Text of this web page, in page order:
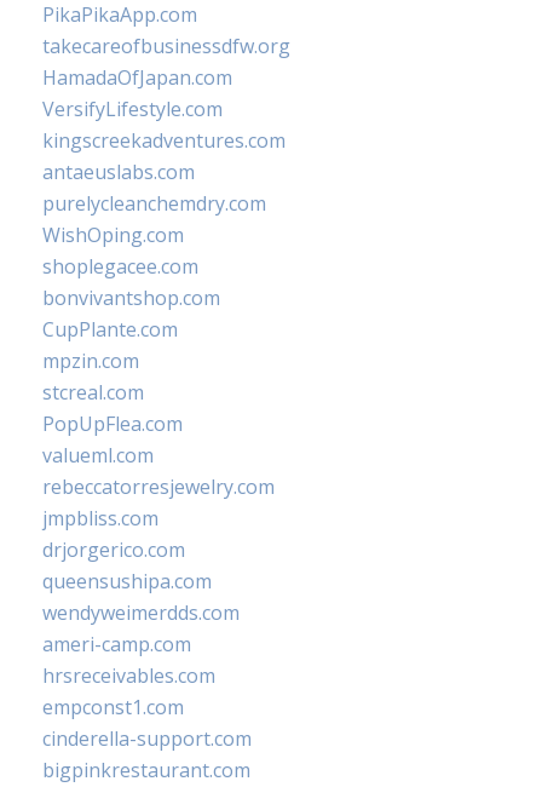
PikaPikaApp.com
takecareofbusinessdfw.org
HamadaOfJapan.com
VersifyLifestyle.com
kingscreekadventures.com
antaeuslabs.com
purelycleanchemdry.com
WishOping.com
shoplegacee.com
bonvivantshop.com
CupPlante.com
mpzin.com
stcreal.com
PopUpFlea.com
valueml.com
rebeccatorresjewelry.com
jmpbliss.com
drjorgerico.com
queensushipa.com
wendyweimerdds.com
ameri-camp.com
hrsreceivables.com
empconst1.com
cinderella-support.com
bigpinkrestaurant.com